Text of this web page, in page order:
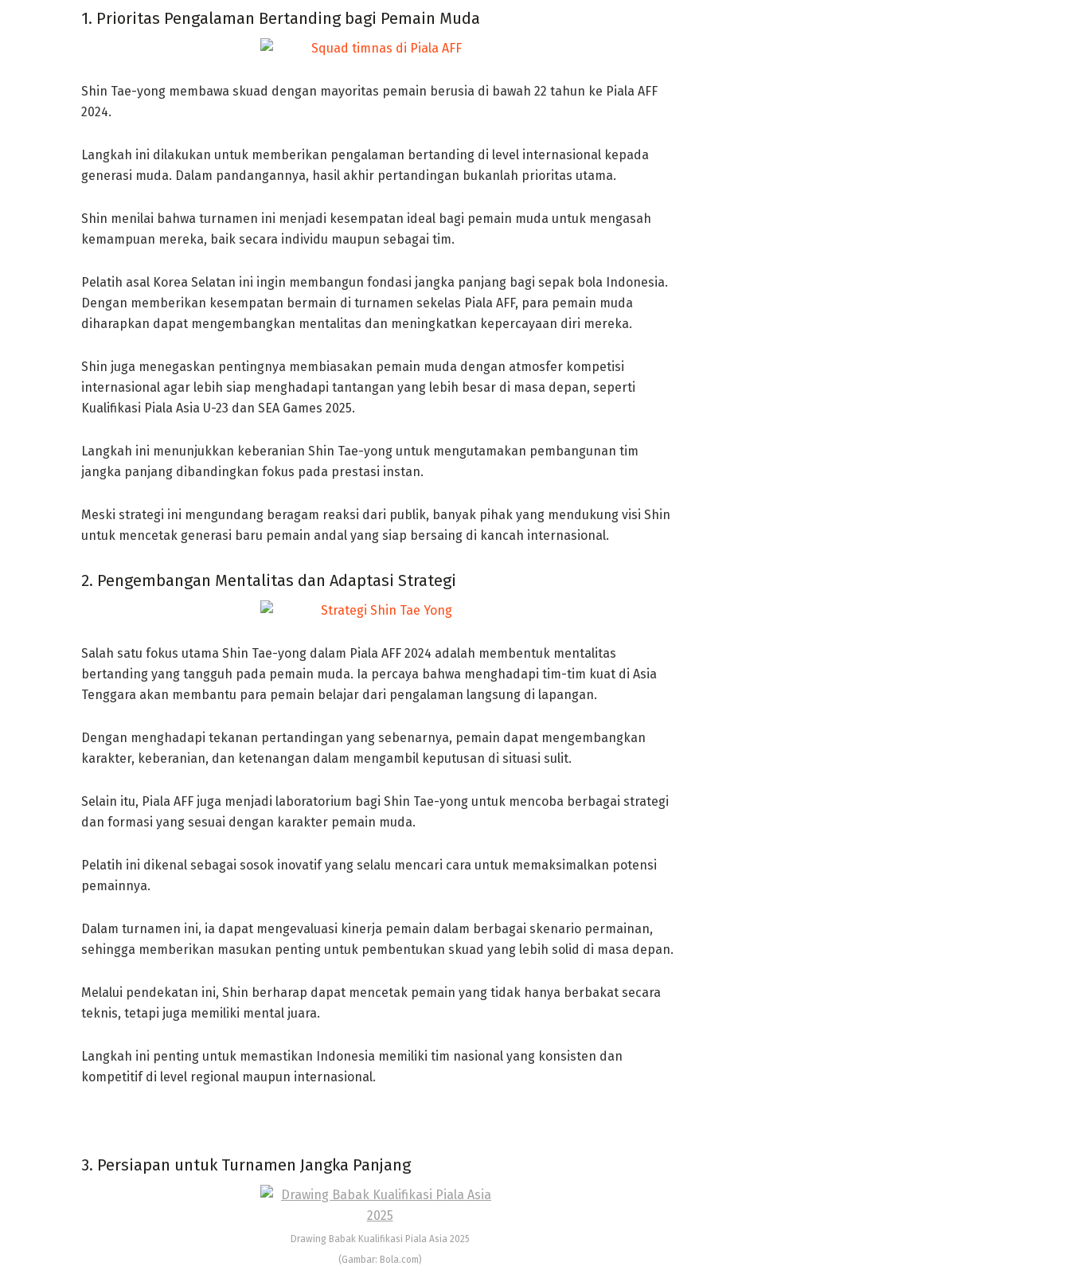
1. Prioritas Pengalaman Bertanding bagi Pemain Muda
Shin Tae-yong membawa skuad dengan mayoritas pemain berusia di bawah 22 tahun ke Piala AFF
2024.
Langkah ini dilakukan untuk memberikan pengalaman bertanding di level internasional kepada
generasi muda. Dalam pandangannya, hasil akhir pertandingan bukanlah prioritas utama.
Shin menilai bahwa turnamen ini menjadi kesempatan ideal bagi pemain muda untuk mengasah
kemampuan mereka, baik secara individu maupun sebagai tim.
Pelatih asal Korea Selatan ini ingin membangun fondasi jangka panjang bagi sepak bola Indonesia.
Dengan memberikan kesempatan bermain di turnamen sekelas Piala AFF, para pemain muda
diharapkan dapat mengembangkan mentalitas dan meningkatkan kepercayaan diri mereka.
Shin juga menegaskan pentingnya membiasakan pemain muda dengan atmosfer kompetisi
internasional agar lebih siap menghadapi tantangan yang lebih besar di masa depan, seperti
Kualifikasi Piala Asia U-23 dan SEA Games 2025.
Langkah ini menunjukkan keberanian Shin Tae-yong untuk mengutamakan pembangunan tim
jangka panjang dibandingkan fokus pada prestasi instan.
Meski strategi ini mengundang beragam reaksi dari publik, banyak pihak yang mendukung visi Shin
untuk mencetak generasi baru pemain andal yang siap bersaing di kancah internasional.
2. Pengembangan Mentalitas dan Adaptasi Strategi
Salah satu fokus utama Shin Tae-yong dalam Piala AFF 2024 adalah membentuk mentalitas
bertanding yang tangguh pada pemain muda. Ia percaya bahwa menghadapi tim-tim kuat di Asia
Tenggara akan membantu para pemain belajar dari pengalaman langsung di lapangan.
Dengan menghadapi tekanan pertandingan yang sebenarnya, pemain dapat mengembangkan
karakter, keberanian, dan ketenangan dalam mengambil keputusan di situasi sulit.
Selain itu, Piala AFF juga menjadi laboratorium bagi Shin Tae-yong untuk mencoba berbagai strategi
dan formasi yang sesuai dengan karakter pemain muda.
Pelatih ini dikenal sebagai sosok inovatif yang selalu mencari cara untuk memaksimalkan potensi
pemainnya.
Dalam turnamen ini, ia dapat mengevaluasi kinerja pemain dalam berbagai skenario permainan,
sehingga memberikan masukan penting untuk pembentukan skuad yang lebih solid di masa depan.
Melalui pendekatan ini, Shin berharap dapat mencetak pemain yang tidak hanya berbakat secara
teknis, tetapi juga memiliki mental juara.
Langkah ini penting untuk memastikan Indonesia memiliki tim nasional yang konsisten dan
kompetitif di level regional maupun internasional.
3. Persiapan untuk Turnamen Jangka Panjang
Drawing Babak Kualifikasi Piala Asia 2025
(Gambar: Bola.com)